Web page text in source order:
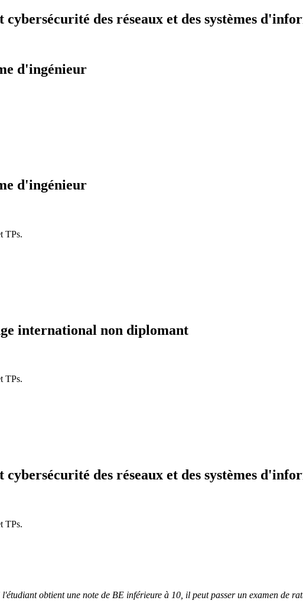
cybersécurité des réseaux et des systèmes
d'ingénieur
d'ingénieur
TPs.
international non diplomant
TPs.
cybersécurité des réseaux et des systèmes
TPs.
l'étudiant obtient une note de BE inférieure à 10, il peut passer un examen de